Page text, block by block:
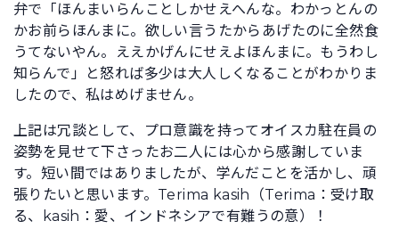
弁で「ほんまいらんことしかせえへんな。わかっとんの
かお前らほんまに。欲しい言うたからあげたのに全然食
うてないやん。ええかげんにせえよほんまに。もうわし
知らんで」と怒れば多少は大人しくなることがわかりま
したので、私はめげません。
上記は冗談として、プロ意識を持ってオイスカ駐在員の
姿勢を見せて下さったお二人には心から感謝していま
す。短い間ではありましたが、学んだことを活かし、頑
張りたいと思います。Terima kasih（Terima：受け取
る、kasih：愛、インドネシアで有難うの意）！